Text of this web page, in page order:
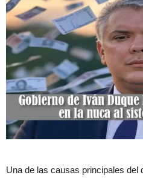
Una de las causas principales del